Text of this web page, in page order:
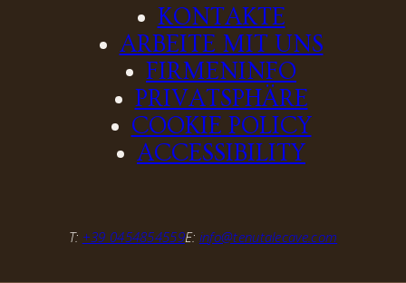
KONTAKTE
ARBEITE MIT UNS
FIRMENINFO
PRIVATSPHÄRE
COOKIE POLICY
ACCESSIBILITY
T: +39 0454854559E: info@tenutalecave.com